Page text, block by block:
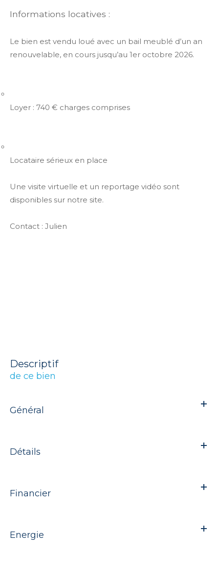
Informations locatives :
Le bien est vendu loué avec un bail meublé d’un an
renouvelable, en cours jusqu’au 1er octobre 2026.
Loyer : 740 € charges comprises
Locataire sérieux en place
Une visite virtuelle et un reportage vidéo sont
disponibles sur notre site.
Contact : Julien
descriptif
de ce bien
Général
Détails
Financier
Energie